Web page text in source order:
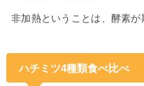
非加熱ということは、酵素が
ハチミツ4種類食べ比べ